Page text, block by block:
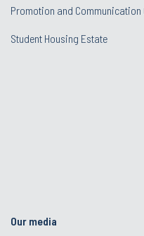
Promotion and Communication
Student Housing Estate
Our media